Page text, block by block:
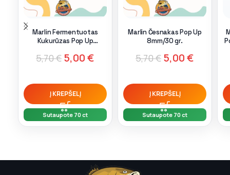
Marlin Fermentuotas
Kukurūzas Pop Up
5,70€ 5,00€
Į KREPŠELĮ
Sutaupote 70 ct
Marlin Česnakas Pop Up
8mm/30 gr.
5,70€ 5,00€
Į KREPŠELĮ
Sutaupote 70 ct